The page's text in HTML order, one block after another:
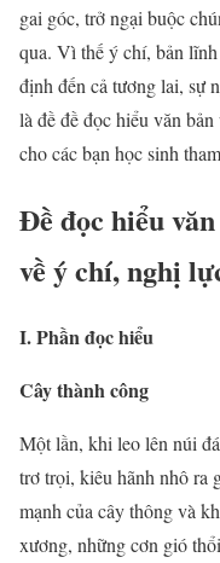
gai góc, trở ngại buộc
qua. Vì thế ý chí, bản
định đến cả tương lai, sự
là đề đề đọc hiểu văn
cho các bạn học sinh
Đề đọc hiểu
về ý chí, nghị
I. Phần đọc hiểu
Cây thành công
Một lần, khi leo lên núi
trơ trọi, kiêu hãnh nhô ra
mạnh của cây thông và
xương, những cơn gió